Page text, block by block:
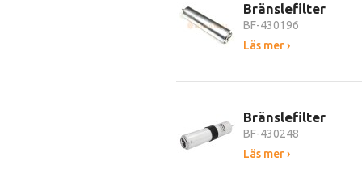
Bränslefilter
BF-430196
Läs mer ›
Bränslefilter
BF-430248
Läs mer ›